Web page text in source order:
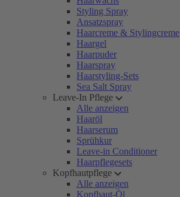
Styling Spray
Ansatzspray
Haarcreme & Stylingcreme
Haargel
Haarpuder
Haarspray
Haarstyling-Sets
Sea Salt Spray
Leave-In Pflege
Alle anzeigen
Haaröl
Haarserum
Sprühkur
Leave-in Conditioner
Haarpflegesets
Kopfhautpflege
Alle anzeigen
Kopfhaut-Öl